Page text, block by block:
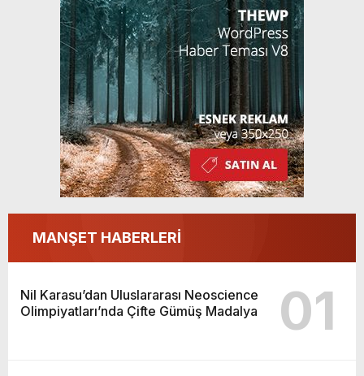
MANŞET HABERLERİ
Nil Karasu’dan Uluslararası Neoscience
Olimpiyatları’nda Çifte Gümüş Madalya
01